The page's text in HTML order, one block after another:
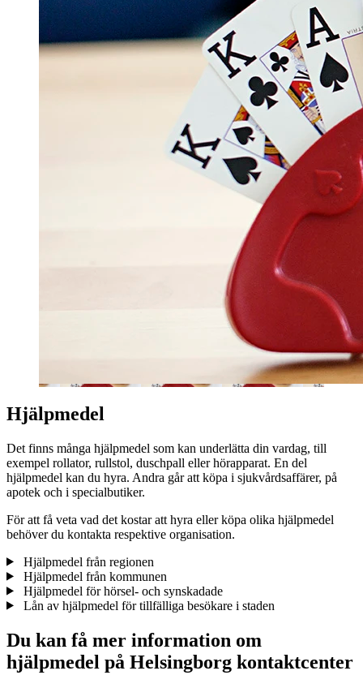
Hjälpmedel
Det finns många hjälpmedel som kan underlätta din vardag, till
exempel rollator, rullstol, duschpall eller hörapparat. En del
hjälpmedel kan du hyra. Andra går att köpa i sjukvårdsaffärer, på
apotek och i specialbutiker.
För att få veta vad det kostar att hyra eller köpa olika hjälpmedel
behöver du kontakta respektive organisation.
Hjälpmedel från regionen
Hjälpmedel från kommunen
Hjälpmedel för hörsel- och synskadade
Lån av hjälpmedel för tillfälliga besökare i staden
Du kan få mer information om
hjälpmedel på Helsingborg kontaktcenter